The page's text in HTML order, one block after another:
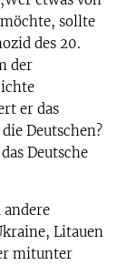
sollte
des 20.
der
er das
Deutschen?
Deutsche
Litauen
mitunter